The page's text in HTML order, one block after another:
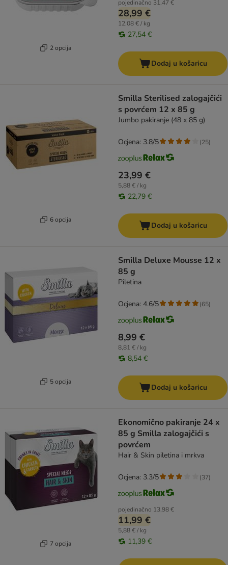
2 opcija
pojedinačno 31,47 €
28,99 €
12,08 € / kg
27,54 €
Dodaj u košaricu
6 opcija
Smilla Sterilised zalogajčići
s povrćem 12 x 85 g
Jumbo pakiranje (48 x 85 g)
23,99 €
5,88 € / kg
22,79 €
Ocjena: 3.8/5 (25)
Dodaj u košaricu
5 opcija
Smilla Deluxe Mousse 12 x
85 g
Piletina
8,99 €
8,81 € / kg
8,54 €
Ocjena: 4.6/5 (65)
Dodaj u košaricu
7 opcija
Ekonomično pakiranje 24 x
85 g Smilla zalogajčići s
povrćem
Hair & Skin piletina i mrkva
pojedinačno 13,98 €
11,99 €
5,88 € / kg
11,39 €
Ocjena: 3.3/5 (37)